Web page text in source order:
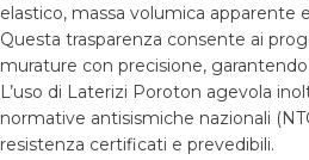
elastico, massa volumica apparente
Questa trasparenza consente ai
murature con precisione,
L’uso di Laterizi Poroton agevola
normative antisismiche nazionali
resistenza certificati e prevedibili.